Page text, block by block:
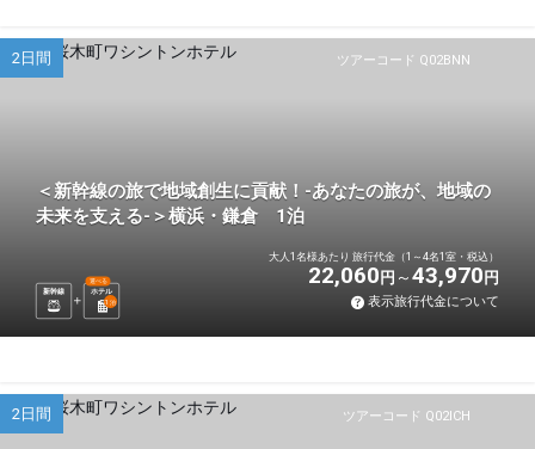
ツアーコード Q02BNN
2日間
＜新幹線の旅で地域創生に貢献！-あなたの旅が、地域の
未来を支える-＞横浜・鎌倉 1泊
新幹線 ホテル
選べる
1 泊
大人1名様あたり 旅行代金（1～4名1室・税込）
22,060 円 43,970 円
表示旅行代金について
ツアーコード Q02ICH
2日間